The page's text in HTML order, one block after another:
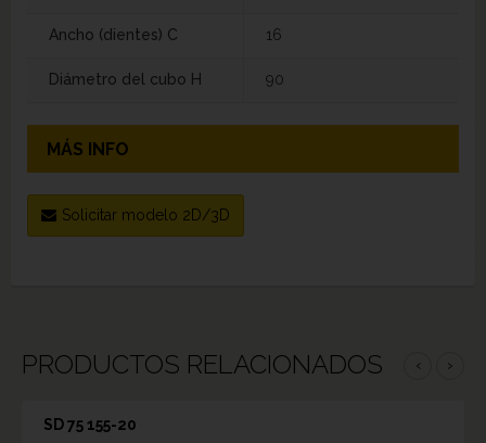
Ancho (dientes) C 16
Diámetro del cubo H 90
MÁS INFO
Solicitar modelo 2D/3D
PRODUCTOS RELACIONADOS ‹ ›
SD 75 155-20